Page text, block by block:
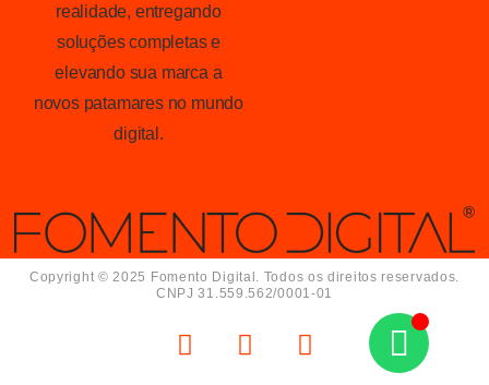
realidade, entregando
soluções completas e
elevando sua marca a
novos patamares no mundo
digital.
Copyright © 2025 Fomento Digital. Todos os direitos reservados.
CNPJ 31.559.562/0001-01